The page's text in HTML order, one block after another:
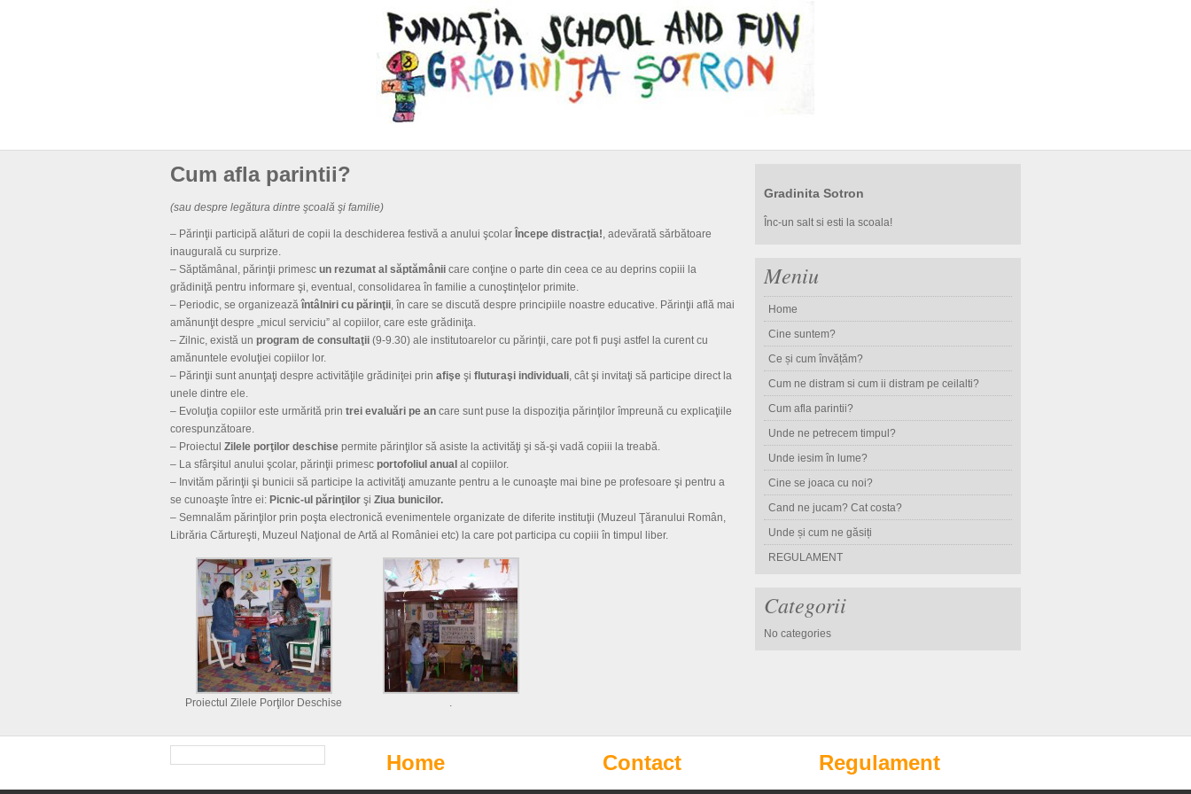
Cum afla parintii?
(sau despre legătura dintre şcoală şi familie)
– Părinţii participă alături de copii la deschiderea festivă a anului şcolar Începe distracţia!, adevărată sărbătoare
inaugurală cu surprize.
– Săptămânal, părinţii primesc un rezumat al săptămânii care conţine o parte din ceea ce au deprins copiii la
grădiniţă pentru informare şi, eventual, consolidarea în familie a cunoştinţelor primite.
– Periodic, se organizeazăîntâlniri cu părinţii, în care se discută despre principiile noastre educative. Părinţii află mai
amănunţit despre „micul serviciu” al copiilor, care este grădiniţa.
– Zilnic, există un program de consultaţii (9-9.30) ale institutoarelor cu părinţii, care pot fi puşi astfel la curent cu
amănuntele evoluţiei copiilor lor.
– Părinţii sunt anunţaţi despre activităţile grădiniţei prin afişe şi fluturaşi individuali, cât şi invitaţi să participe direct la
unele dintre ele.
– Evoluţia copiilor este urmărită prin trei evaluări pe an care sunt puse la dispoziţia părinţilor împreună cu explicaţiile
corespunzătoare.
– Proiectul Zilele porţilor deschise permite părinţilor să asiste la activităţi şi să-şi vadă copiii la treabă.
– La sfârşitul anului şcolar, părinţii primesc portofoliul anual al copiilor.
– Invităm părinţii şi bunicii să participe la activităţi amuzante pentru a le cunoaşte mai bine pe profesoare şi pentru a
se cunoaşte între ei: Picnic-ul părinţilor şi Ziua bunicilor.
– Semnalăm părinţilor prin poşta electronică evenimentele organizate de diferite instituţii (Muzeul Ţăranului Român,
Librăria Cărtureşti, Muzeul Naţional de Artă al României etc) la care pot participa cu copiii în timpul liber.
Proiectul Zilele Porţilor Deschise .
Gradinita Sotron
Înc-un salt si esti la scoala!
Meniu
Home
Cine suntem?
Ce și cum învățăm?
Cum ne distram si cum ii distram pe ceilalti?
Cum afla parintii?
Unde ne petrecem timpul?
Unde iesim în lume?
Cine se joaca cu noi?
Cand ne jucam? Cat costa?
Unde și cum ne găsiți
REGULAMENT
Categorii
No categories
Search
Home Contact Regulament